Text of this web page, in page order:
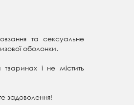
та сексуальне
оболонки.
і не містить
задоволення!